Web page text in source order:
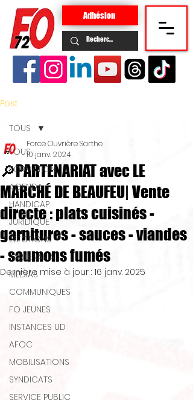
Adhésion
Post
TOUS
FORMATION
AGENDA
HANDICAP
JURIDIQUE
ELECTIONS
PARTENARIAT
MEDIAS
COMMUNIQUES
FO JEUNES
INSTANCES UD
AFOC
MOBILISATIONS
SYNDICATS
SERVICE PUBLIC
TOUS
🔎PARTENARIAT avec LE
MARCHÉ DE BEAUFEU| Vente
directe : plats cuisinés -
garnitures - sauces - viandes
- saumons fumés
Force Ouvrière Sarthe
10 janv. 2024
Dernière mise à jour : 16 janv. 2025